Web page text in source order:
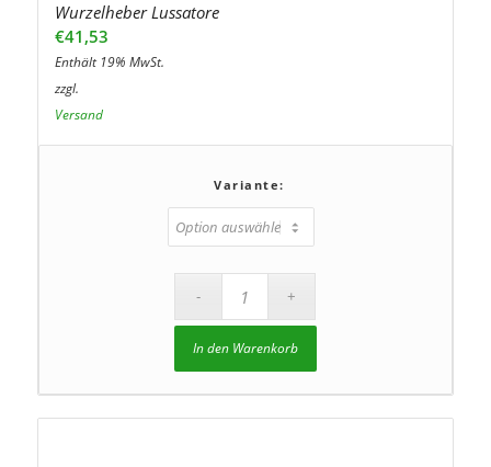
Wurzelheber Lussatore
€41,53
Enthält 19% MwSt.
zzgl.
Versand
Variante:
In den Warenkorb